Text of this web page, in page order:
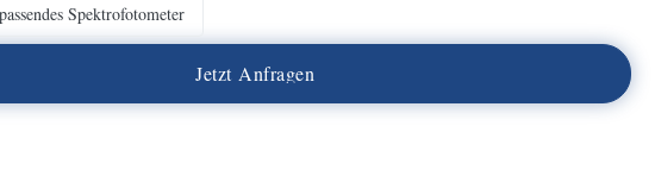
Spektrofotometer
Jetzt Anfragen